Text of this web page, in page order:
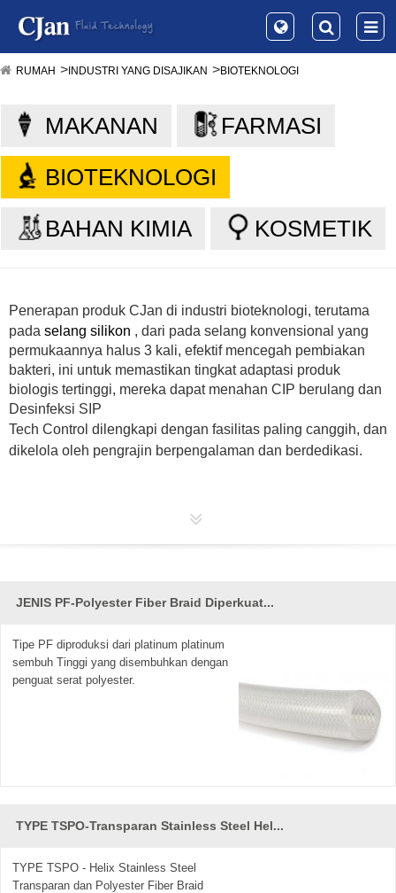
RUMAH INDUSTRI YANG DISAJIKAN BIOTEKNOLOGI
MAKANAN
FARMASI
BIOTEKNOLOGI
BAHAN KIMIA
KOSMETIK
Penerapan produk CJan di industri bioteknologi, terutama
pada selang silikon , dari pada selang konvensional yang
permukaannya halus 3 kali, efektif mencegah pembiakan
bakteri, ini untuk memastikan tingkat adaptasi produk
biologis tertinggi, mereka dapat menahan CIP berulang dan
Desinfeksi SIP
Tech Control dilengkapi dengan fasilitas paling canggih, dan
dikelola oleh pengrajin berpengalaman dan berdedikasi.
JENIS PF-Polyester Fiber Braid Diperkuat...
Tipe PF diproduksi dari platinum platinum
sembuh Tinggi yang disembuhkan dengan
penguat serat polyester.
TYPE TSPO-Transparan Stainless Steel Hel...
TYPE TSPO - Helix Stainless Steel
Transparan dan Polyester Fiber Braid